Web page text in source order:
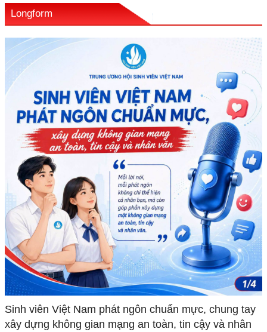
Longform
Sinh viên Việt Nam phát ngôn chuẩn mực, chung tay
xây dựng không gian mạng an toàn, tin cậy và nhân